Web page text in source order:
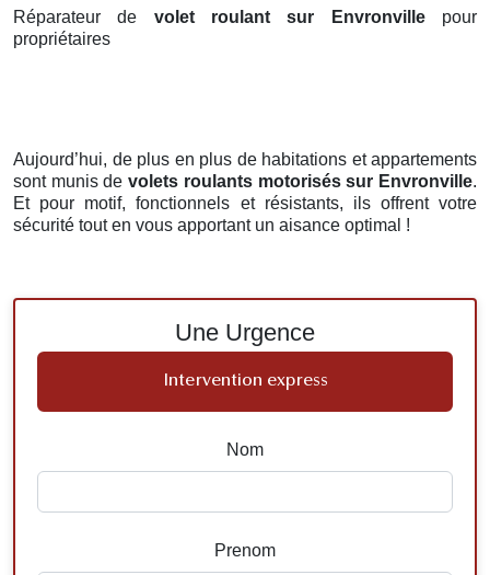
Réparateur de volet roulant sur Envronville pour
propriétaires
Aujourd’hui, de plus en plus de habitations et appartements
sont munis devolets roulants motorisés sur Envronville.
Et pour motif, fonctionnels et résistants, ils offrent votre
sécurité tout en vous apportant un aisance optimal !
Une Urgence
Intervention express
Nom
Prenom